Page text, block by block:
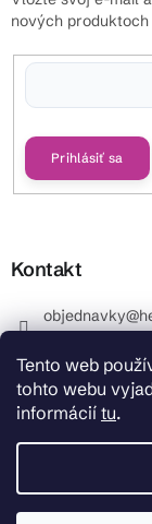
Tento web
tohto webu
informácií tu.
nových
Prihlásiť sa
Kontakt
objednavky@
_Info
8.00 hod. do
HeavenShop.sk